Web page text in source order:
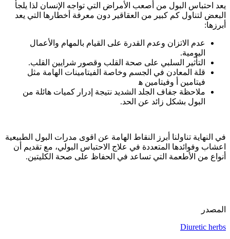
يعد احتباس البول من أصعب الأمراض التي تواجه الإنسان لذا يلجأ
البعض لتناول كم كبير من العقاقير دون معرفة أخطارها التي يعد
أبرزها:
عدم الاتزان وعدم القدرة على القيام بالمهام والأعمال
اليومية.
التأثير السلبي على صحة القلب وقصور شرايين القلب.
قلة المعادن في الجسم وخاصة الفيتامينات الهامة مثل
فيتامين أ وفيتامين ه‍
ملاحظة جفاف الجلد الشديد نتيجة إدرار كميات هائلة من
البول بشكل زائد عن الحد.
في النهاية تناولنا أبرز النقاط الهامة عن اقوى مدرات البول الطبيعية
اعشاب وفوائدها المتعددة في علاج الاحتباس البولي، مع تقديم أن
أنواع من الأطعمة التي تساعد في الحفاظ على صحة الكليتين.
المصدر
Diuretic herbs